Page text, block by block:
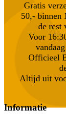
Gratis
50,- binnen
de rest
Voor
Officieel
Altijd uit
Informatie